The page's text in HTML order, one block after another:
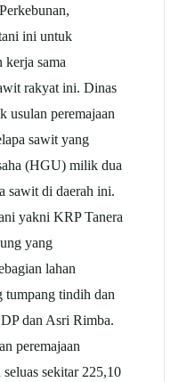
ini untuk
kerja sama
rakyat ini. Dinas
usulan peremajaan
sawit yang
(HGU) milik dua
sawit di daerah ini.
yakni KRP Tanera
yang
lahan
tumpang tindih dan
dan Asri Rimba.
peremajaan
sekitar 225,10